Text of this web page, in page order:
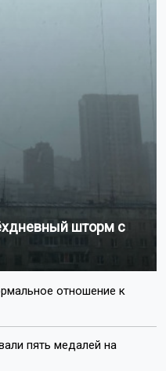
шторм с
отношение к
пять медалей на